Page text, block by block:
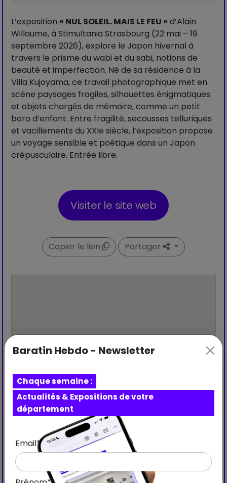
L’exposition « NUL SOLEIL. MAIS LE FEU » d’Alain
Willaume, à Stimultania Strasbourg (22 mai – 19
septembre 2026), explore le Japon hivernal à
travers le prisme du wabi et du sabi, notions de
beauté et imperfection. Né de sa résidence à la
Villa Kujoyama, ce travail photographique met en
scène paysages fragiles, silhouettes énigmatiques
et objets chargés de mémoire, comme un petit
boro d’enfant. Entre fragilité, secousses telluriques
et vacillements du XXIe siècle, l’exposition propose
un voyage sensible et poétique dans un Japon
crépusculaire. Entrée libre.
Visiter le site web
Copier le lien Partager
Baratin Hebdo - Newsletter
Chaque semaine :
Actualités & Expositions de votre
département
Email*